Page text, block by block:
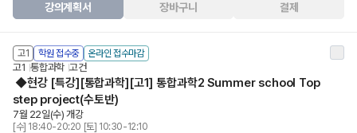
강의계획서 장바구니 결제
고1 학원 접수중 온라인 접수마감
고1 통합과학 고건
◆현강 [특강][통합과학][고1] 통합과학2 Summer school Top
step project(수토반)
7월 22일(수) 개강
[수] 18:40-20:20 [토] 10:30-12:10